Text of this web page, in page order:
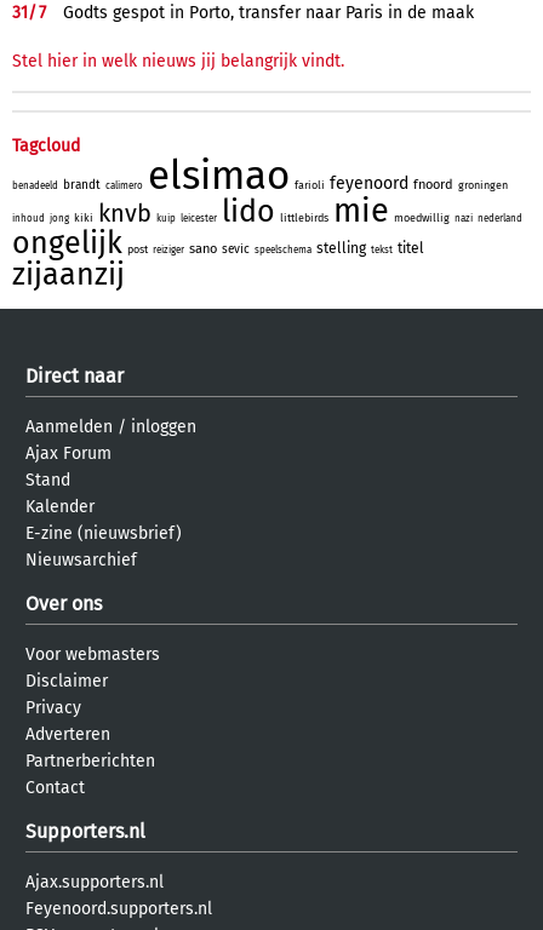
31/7 Godts gespot in Porto, transfer naar Paris in de maak
Stel hier in welk nieuws jij belangrijk vindt.
Tagcloud
benadeeld brandt calimero elsimao farioli feyenoord fnoord groningen
inhoud jong kiki knvb kuip leicester lido littlebirds mie moedwillig nazi nederland
ongelijk post reiziger sano sevic speelschema stelling tekst titel
zijaanzij
Direct naar
Aanmelden / inloggen
Ajax Forum
Stand
Kalender
E-zine (nieuwsbrief)
Nieuwsarchief
Over ons
Voor webmasters
Disclaimer
Privacy
Adverteren
Partnerberichten
Contact
Supporters.nl
Ajax.supporters.nl
Feyenoord.supporters.nl